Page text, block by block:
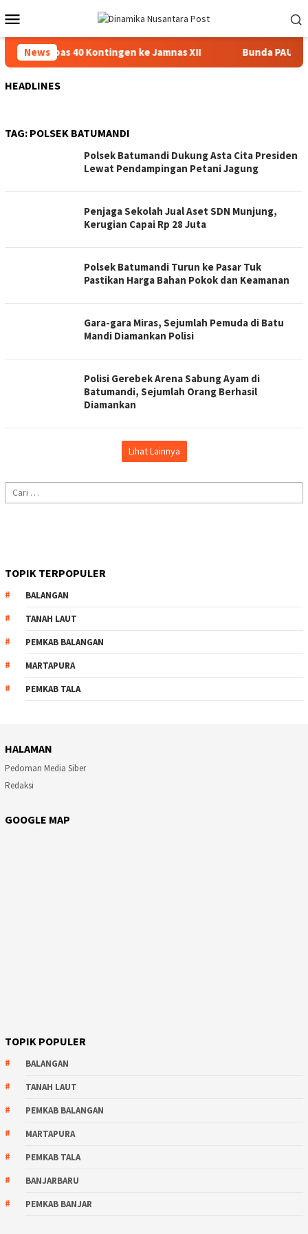
ke
kontenMobile
News
Lepas 40 Kontingen ke Jamnas XII Bunda PAUD
HEADLINES
TAG: POLSEK BATUMANDI
Polsek Batumandi Dukung Asta Cita Presiden
Lewat Pendampingan Petani Jagung
Penjaga Sekolah Jual Aset SDN Munjung,
Kerugian Capai Rp 28 Juta
Polsek Batumandi Turun ke Pasar Tuk
Pastikan Harga Bahan Pokok dan Keamanan
Gara-gara Miras, Sejumlah Pemuda di Batu
Mandi Diamankan Polisi
Polisi Gerebek Arena Sabung Ayam di
Batumandi, Sejumlah Orang Berhasil
Diamankan
Lihat Lainnya
Cari
untuk:
TOPIK TERPOPULER
BALANGAN
TANAH LAUT
PEMKAB BALANGAN
MARTAPURA
PEMKAB TALA
HALAMAN
Pedoman Media Siber
Redaksi
GOOGLE MAP
TOPIK POPULER
BALANGAN
TANAH LAUT
PEMKAB BALANGAN
MARTAPURA
PEMKAB TALA
BANJARBARU
PEMKAB BANJAR